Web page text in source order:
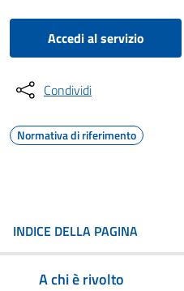
Accedi al servizio
Condividi
Normativa di riferimento
INDICE DELLA PAGINA
A chi è rivolto